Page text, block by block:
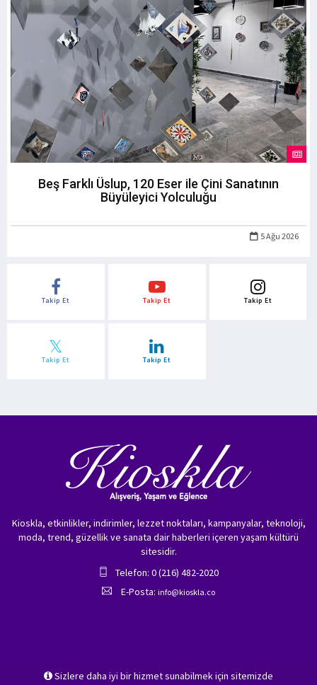
Beş Farklı Üslup, 120 Eser ile Çini Sanatının
Büyüleyici Yolculuğu
5 Ağu 2026
Takip Et Takip Et Takip Et
Takip Et Takip Et
Sizlere daha iyi bir hizmet sunabilmek için sitemizde
Kioskla, etkinlikler, indirimler, lezzet noktaları, kampanyalar, teknoloji,
moda, trend, güzellik ve sanata dair haberleri içeren yaşam kültürü
sitesidir.
Telefon: 0 (216) 482-2020
E-Posta: info@kioskla.co